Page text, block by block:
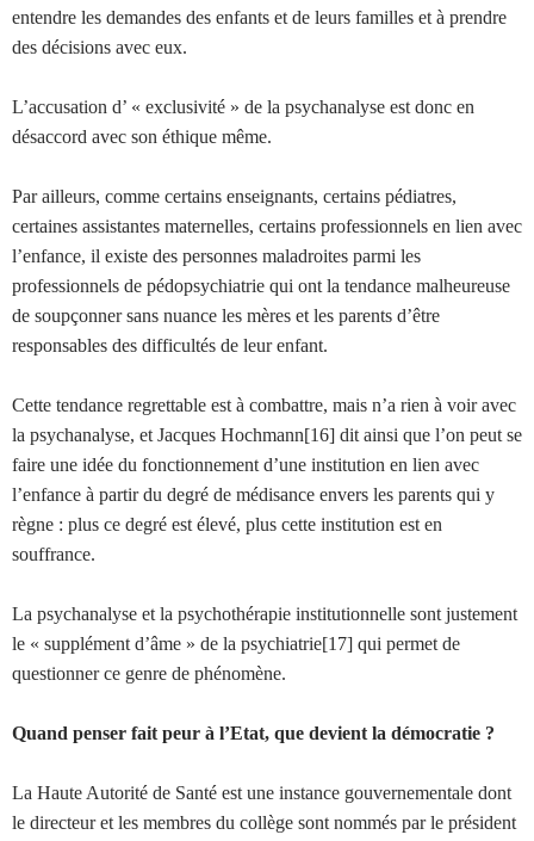
entendre les demandes des enfants et de leurs familles et à prendre
des décisions avec eux.
L’accusation d’ « exclusivité » de la psychanalyse est donc en
désaccord avec son éthique même.
Par ailleurs, comme certains enseignants, certains pédiatres,
certaines assistantes maternelles, certains professionnels en lien avec
l’enfance, il existe des personnes maladroites parmi les
professionnels de pédopsychiatrie qui ont la tendance malheureuse
de soupçonner sans nuance les mères et les parents d’être
responsables des difficultés de leur enfant.
Cette tendance regrettable est à combattre, mais n’a rien à voir avec
la psychanalyse, et Jacques Hochmann[16] dit ainsi que l’on peut se
faire une idée du fonctionnement d’une institution en lien avec
l’enfance à partir du degré de médisance envers les parents qui y
règne : plus ce degré est élevé, plus cette institution est en
souffrance.
La psychanalyse et la psychothérapie institutionnelle sont justement
le « supplément d’âme » de la psychiatrie[17] qui permet de
questionner ce genre de phénomène.
Quand penser fait peur à l’Etat, que devient la démocratie ?
La Haute Autorité de Santé est une instance gouvernementale dont
le directeur et les membres du collège sont nommés par le président